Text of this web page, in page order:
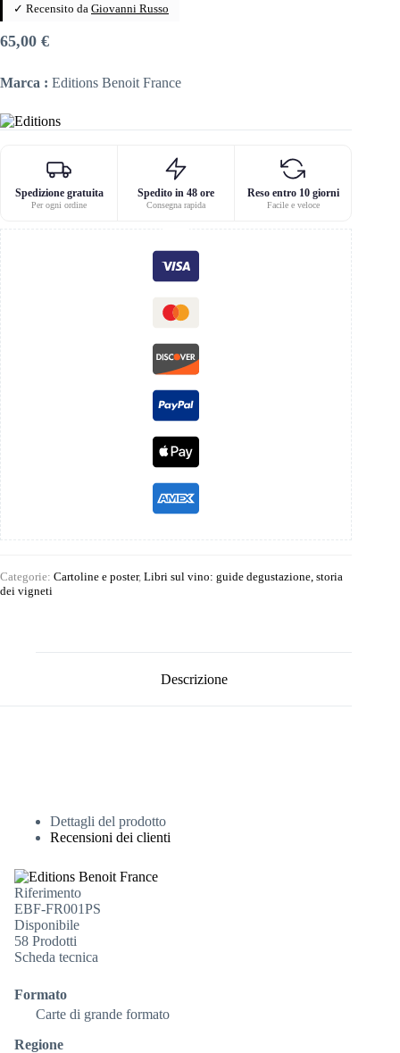
✓ Recensito da Giovanni Russo
65,00 €
Marca : Editions Benoit France
Spedizione gratuita
Per ogni ordine
Spedito in 48 ore
Consegna rapida
Reso entro 10 giorni
Facile e veloce
Categorie: Cartoline e poster, Libri sul vino: guide degustazione, storia
dei vigneti
Descrizione
Dettagli del prodotto
Recensioni dei clienti
Riferimento
EBF-FR001PS
Disponibile
58 Prodotti
Scheda tecnica
Formato
Carte di grande formato
Regione